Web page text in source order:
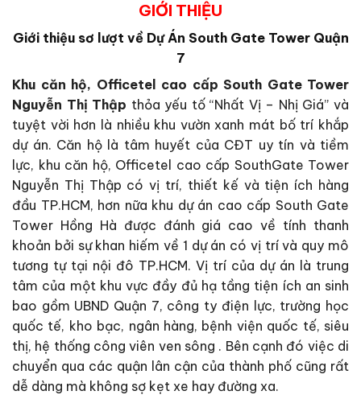
GIỚI THIỆU
Giới thiệu sơ lượt về Dự Án South Gate Tower Quận
7
Khu căn hộ, Officetel cao cấp South Gate Tower
Nguyễn Thị Thập thỏa yếu tố “Nhất Vị – Nhị Giá” và
tuyệt vời hơn là nhiều khu vườn xanh mát bố trí khắp
dự án. Căn hộ là tâm huyết của CĐT uy tín và tiềm
lực, khu căn hộ, Officetel cao cấp SouthGate Tower
Nguyễn Thị Thập có vị trí, thiết kế và tiện ích hàng
đầu TP.HCM, hơn nữa khu dự án cao cấp South Gate
Tower Hồng Hà được đánh giá cao về tính thanh
khoản bởi sự khan hiếm về 1 dự án có vị trí và quy mô
tương tự tại nội đô TP.HCM. Vị trí của dự án là trung
tâm của một khu vực đầy đủ hạ tầng tiện ích an sinh
bao gồm UBND Quận 7, công ty điện lực, trường học
quốc tế, kho bạc, ngân hàng, bệnh viện quốc tế, siêu
thị, hệ thống công viên ven sông . Bên cạnh đó việc di
chuyển qua các quận lân cận của thành phố cũng rất
dễ dàng mà không sợ kẹt xe hay đường xa.